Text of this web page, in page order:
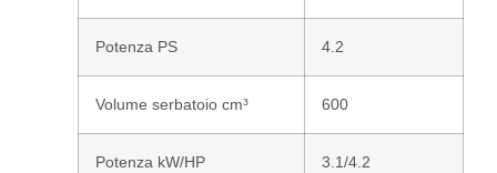
Potenza PS 4.2
Volume serbatoio cm³ 600
Potenza kW/HP 3.1/4.2